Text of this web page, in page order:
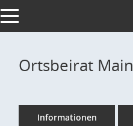
Toggle navigation
Ortsbeirat
Informationen